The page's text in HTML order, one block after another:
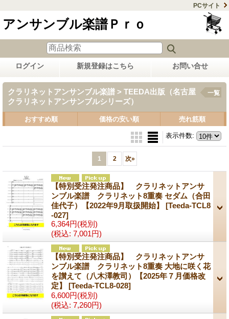
PCサイト
アンサンブル楽譜Ｐｒｏ
ログイン 新規登録はこちら お問い合せ
クラリネットアンサンブル楽譜 > TEEDA出版（名古屋
クラリネットアンサンブルシリーズ）
一覧
おすすめ順 価格の安い順 売れ筋順
表示件数:
1 2 次»
【特別受注発注商品】 クラリネットアンサ
ンブル楽譜 クラリネット8重奏 セダム（合田
佳代子）【2022年9月取扱開始】 [Teeda-TCL8
-027]
6,364円(税別)
(税込: 7,001円)
【特別受注発注商品】 クラリネットアンサ
ンブル楽譜 クラリネット8重奏 大地に咲く花
を讃えて（八木澤教司）【2025年７月価格改
定】 [Teeda-TCL8-028]
6,600円(税別)
(税込: 7,260円)